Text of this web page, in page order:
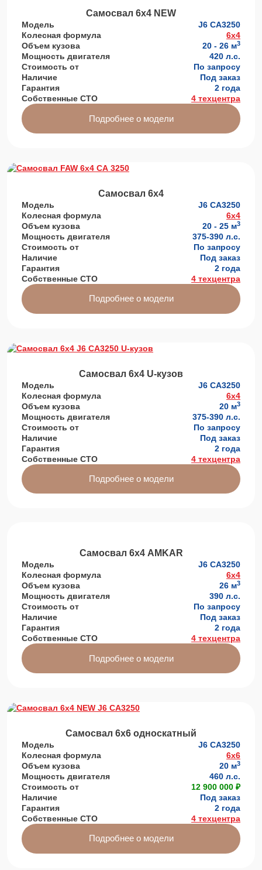
Самосвал 6х4 NEW
Модель
J6 СА3250
Колесная формула
6x4
Объем кузова
20 - 26 м3
Мощность двигателя
420 л.с.
Стоимость от
По запросу
Наличие
Под заказ
Гарантия
2 года
Собственные СТО
4 техцентра
Подробнее о модели
Самосвал 6х4
Модель
J6 СА3250
Колесная формула
6x4
Объем кузова
20 - 25 м3
Мощность двигателя
375-390 л.с.
Стоимость от
По запросу
Наличие
Под заказ
Гарантия
2 года
Собственные СТО
4 техцентра
Подробнее о модели
Самосвал 6x4 U-кузов
Модель
J6 СА3250
Колесная формула
6x4
Объем кузова
20 м3
Мощность двигателя
375-390 л.с.
Стоимость от
По запросу
Наличие
Под заказ
Гарантия
2 года
Собственные СТО
4 техцентра
Подробнее о модели
Самосвал 6х4 AMKAR
Модель
J6 СА3250
Колесная формула
6x4
Объем кузова
26 м3
Мощность двигателя
390 л.с.
Стоимость от
По запросу
Наличие
Под заказ
Гарантия
2 года
Собственные СТО
4 техцентра
Подробнее о модели
Самосвал 6х6 односкатный
Модель
J6 СА3250
Колесная формула
6x6
Объем кузова
20 м3
Мощность двигателя
460 л.с.
Стоимость от
12 900 000 ₽
Наличие
Под заказ
Гарантия
2 года
Собственные СТО
4 техцентра
Подробнее о модели